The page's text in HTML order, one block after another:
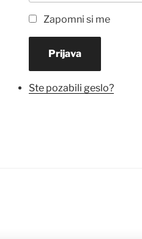
Zapomni si me
Prijava
Ste pozabili geslo?